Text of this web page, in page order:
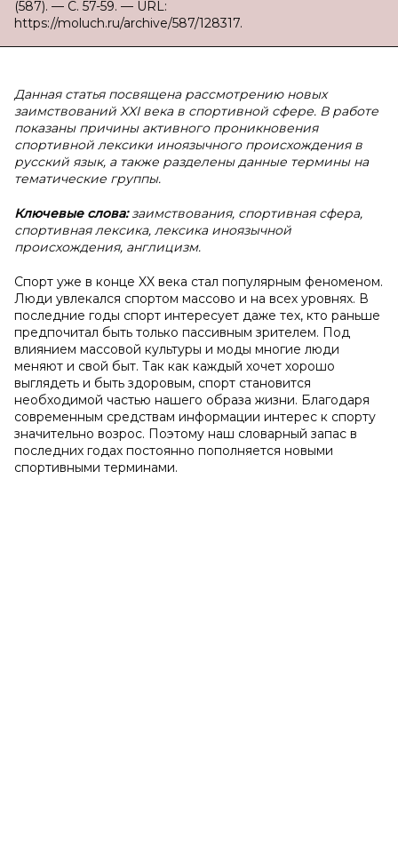
(587). — С. 57-59. — URL:
https://moluch.ru/archive/587/128317.
Данная статья посвящена рассмотрению новых
заимствований XXI века в спортивной сфере. В работе
показаны причины активного проникновения
спортивной лексики иноязычного происхождения в
русский язык, а также разделены данные термины на
тематические группы.
Ключевые слова:заимствования, спортивная сфера,
спортивная лексика, лексика иноязычной
происхождения, англицизм.
Спорт уже в конце XX века стал популярным феноменом.
Люди увлекался спортом массово и на всех уровнях. В
последние годы спорт интересует даже тех‚ кто раньше
предпочитал быть только пассивным зрителем. Под
влиянием массовой культуры и моды многие люди
меняют и свой быт. Так как каждый хочет хорошо
выглядеть и быть здоровым‚ спорт становится
необходимой частью нашего образа жизни. Благодаря
современным средствам информации интерес к спорту
значительно возрос. Поэтому наш словарный запас в
последних годах постоянно пополняется новыми
спортивными терминами.